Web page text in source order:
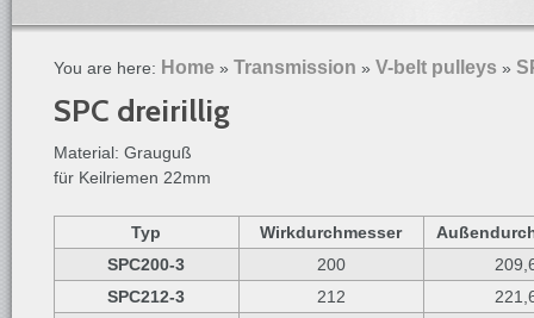
You are here: Home » Transmission » V-belt pulleys »
SPC dreirillig
Material: Grauguß
für Keilriemen 22mm
Typ Wirkdurchmesser
SPC200-3
200
SPC212-3
212